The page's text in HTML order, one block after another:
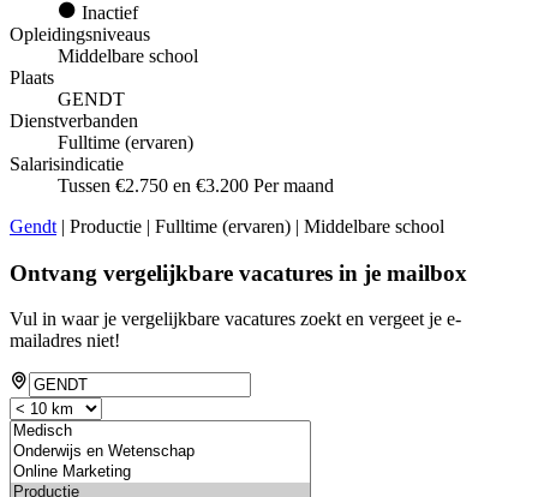
Inactief
Opleidingsniveaus
Middelbare school
Plaats
GENDT
Dienstverbanden
Fulltime (ervaren)
Salarisindicatie
Tussen €2.750 en €3.200 Per maand
Gendt | Productie | Fulltime (ervaren) | Middelbare school
Ontvang vergelijkbare vacatures in je mailbox
Vul in waar je vergelijkbare vacatures zoekt en vergeet je e-
mailadres niet!